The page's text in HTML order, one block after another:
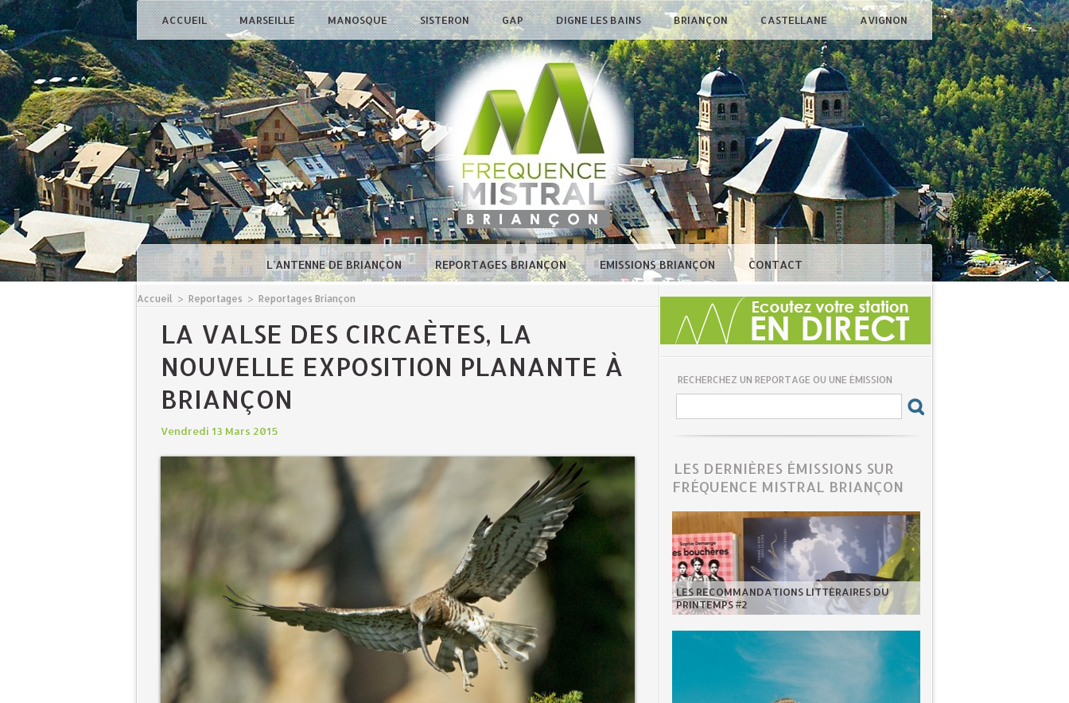
ACCUEIL MARSEILLE MANOSQUE SISTERON GAP DIGNE LES BAINS BRIANÇON CASTELLANE AVIGNON
L'ANTENNE DE BRIANÇON REPORTAGES BRIANÇON EMISSIONS BRIANÇON CONTACT
Accueil > Reportages > Reportages Briançon
LA VALSE DES CIRCAÈTES, LA
NOUVELLE EXPOSITION PLANANTE À
BRIANÇON
Vendredi 13 Mars 2015
RECHERCHEZ UN REPORTAGE OU UNE ÉMISSION
LES DERNIÈRES ÉMISSIONS SUR
FRÉQUENCE MISTRAL BRIANÇON
LES RECOMMANDATIONS LITTÉRAIRES DU
PRINTEMPS #2